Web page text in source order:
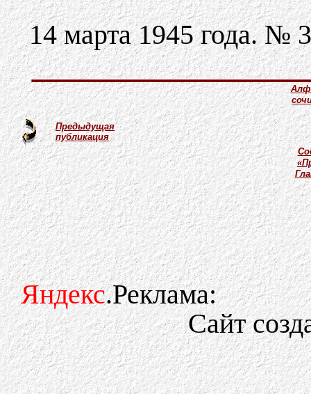
14 марта 1945 года. №
Предыдущая
публикация
Яндекс.Реклама:
Сайт